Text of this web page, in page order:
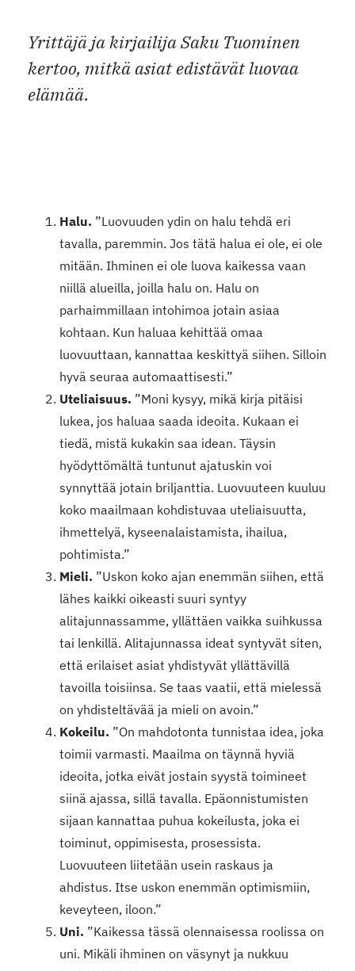
Yrittäjä ja kirjailija Saku Tuominen
kertoo, mitkä asiat edistävät luovaa
elämää.
Halu. ”Luovuuden ydin on halu tehdä eri
tavalla, paremmin. Jos tätä halua ei ole, ei ole
mitään. Ihminen ei ole luova kaikessa vaan
niillä alueilla, joilla halu on. Halu on
parhaimmillaan intohimoa jotain asiaa
kohtaan. Kun haluaa kehittää omaa
luovuuttaan, kannattaa keskittyä siihen. Silloin
hyvä seuraa automaattisesti.”
Uteliaisuus. ”Moni kysyy, mikä kirja pitäisi
lukea, jos haluaa saada ideoita. Kukaan ei
tiedä, mistä kukakin saa idean. Täysin
hyödyttömältä tuntunut ajatuskin voi
synnyttää jotain briljanttia. Luovuuteen kuuluu
koko maailmaan kohdistuvaa uteliaisuutta,
ihmettelyä, kyseenalaistamista, ihailua,
pohtimista.”
Mieli. ”Uskon koko ajan enemmän siihen, että
lähes kaikki oikeasti suuri syntyy
alitajunnassamme, yllättäen vaikka suihkussa
tai lenkillä. Alitajunnassa ideat syntyvät siten,
että erilaiset asiat yhdistyvät yllättävillä
tavoilla toisiinsa. Se taas vaatii, että mielessä
on yhdisteltävää ja mieli on avoin.”
Kokeilu. ”On mahdotonta tunnistaa idea, joka
toimii varmasti. Maailma on täynnä hyviä
ideoita, jotka eivät jostain syystä toimineet
siinä ajassa, sillä tavalla. Epäonnistumisten
sijaan kannattaa puhua kokeilusta, joka ei
toiminut, oppimisesta, prosessista.
Luovuuteen liitetään usein raskaus ja
ahdistus. Itse uskon enemmän optimismiin,
keveyteen, iloon.”
Uni. ”Kaikessa tässä olennaisessa roolissa on
uni. Mikäli ihminen on väsynyt ja nukkuu